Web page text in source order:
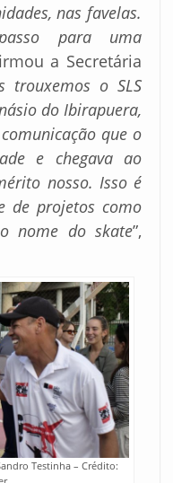
nas favelas.
para uma
a Secretária
trouxemos o SLS
do Ibirapuera,
que o
e chegava ao
nosso. Isso é
de projetos como
nome do skate”,
Testinha – Crédito: